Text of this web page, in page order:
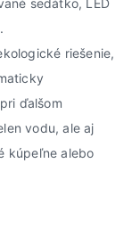
sedátko, LED
riešenie,
ďalšom
vodu, ale aj
kúpeľne alebo